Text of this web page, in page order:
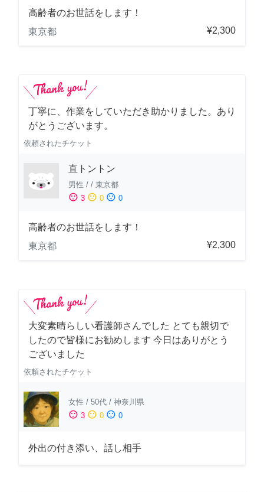
高齢者のお世話をします！
東京都
¥2,300
丁寧に、作業をしていただき助かりました。あり
がとうございます。
依頼されたチケット
直トントン
男性 / / 東京都
sentiment_satisfied 3 sentiment_neutral 0 sentiment_dissatisfied 0
高齢者のお世話をします！
東京都
¥2,300
大変素晴らしい看護師さんでした とても親切で
したので皆様にお勧めします 今日はありがとう
ございました
依頼されたチケット
女性 / 50代 / 神奈川県
sentiment_satisfied 3 sentiment_neutral 0 sentiment_dissatisfied 0
外出の付き添い、話し相手